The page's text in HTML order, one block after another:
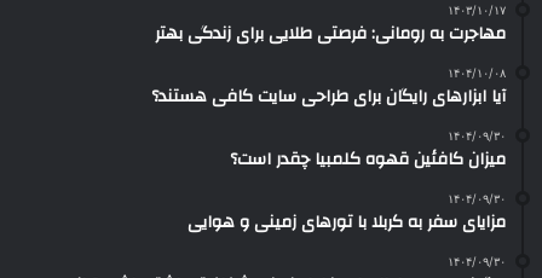
۱۴۰۳/۱۰/۱۷
مهاجرت به رومانی: فرصتی طلایی برای زندگی بهتر
۱۴۰۴/۱۰/۰۸
آیا ابزارهای رایگان برای طراحی سایت کافی هستند؟
۱۴۰۴/۰۹/۳۰
میزان کافئین قهوه کلمبیا چقدر است؟
۱۴۰۴/۰۹/۳۰
مزایای سفر به کربلا با تورهای زمینی و هوایی
۱۴۰۴/۰۹/۳۰